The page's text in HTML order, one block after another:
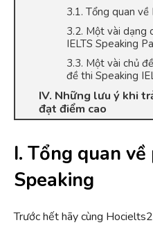
3.1. Tổng quan về
3.2. Một vài dạng
IELTS Speaking
3.3. Một vài chủ
đề thi Speaking
IV. Những lưu ý khi
đạt điểm cao
I. Tổng quan về
Speaking
Trước hết hãy cùng